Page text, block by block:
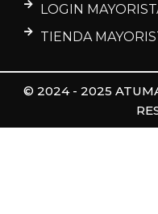
LOGIN
TIENDA
© 2024 - 2025